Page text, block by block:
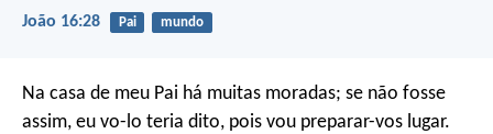
João 16:28 Pai mundo
Na casa de meu Pai há muitas moradas; se não fosse
assim, eu vo-lo teria dito, pois vou preparar-vos lugar.